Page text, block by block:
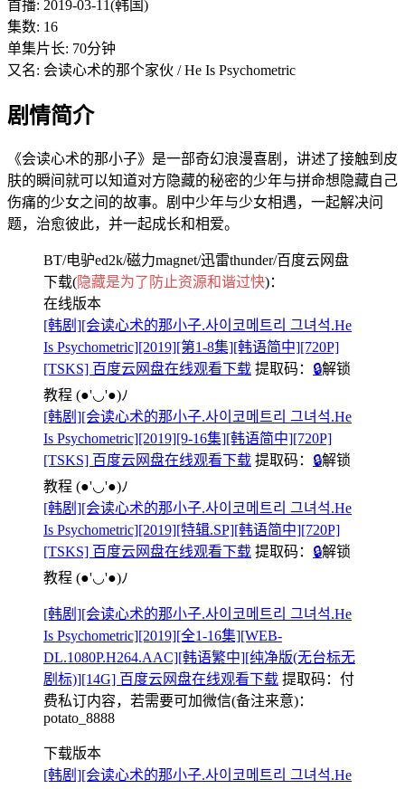
首播: 2019-03-11(韩国)
集数: 16
单集片长: 70分钟
又名: 会读心术的那个家伙 / He Is Psychometric
剧情简介
《会读心术的那小子》是一部奇幻浪漫喜剧，讲述了接触到皮
肤的瞬间就可以知道对方隐藏的秘密的少年与拼命想隐藏自己
伤痛的少女之间的故事。剧中少年与少女相遇，一起解决问
题，治愈彼此，并一起成长和相爱。
BT/电驴ed2k/磁力magnet/迅雷thunder/百度云网盘
下载(隐藏是为了防止资源和谐过快)：
在线版本
[韩剧][会读心术的那小子.사이코메트리 그녀석.He
Is Psychometric][2019][第1-8集][韩语简中][720P]
[TSKS] 百度云网盘在线观看下载 提取码： 🔒解锁
教程 (●'◡'●)ﾉ
[韩剧][会读心术的那小子.사이코메트리 그녀석.He
Is Psychometric][2019][9-16集][韩语简中][720P]
[TSKS] 百度云网盘在线观看下载 提取码： 🔒解锁
教程 (●'◡'●)ﾉ
[韩剧][会读心术的那小子.사이코메트리 그녀석.He
Is Psychometric][2019][特辑.SP][韩语简中][720P]
[TSKS] 百度云网盘在线观看下载 提取码： 🔒解锁
教程 (●'◡'●)ﾉ
[韩剧][会读心术的那小子.사이코메트리 그녀석.He
Is Psychometric][2019][全1-16集][WEB-
DL.1080P.H264.AAC][韩语繁中][纯净版(无台标无
剧标)][14G] 百度云网盘在线观看下载 提取码： 付
费私订内容，若需要可加微信(备注来意)：
potato_8888
下载版本
[韩剧][会读心术的那小子.사이코메트리 그녀석.He